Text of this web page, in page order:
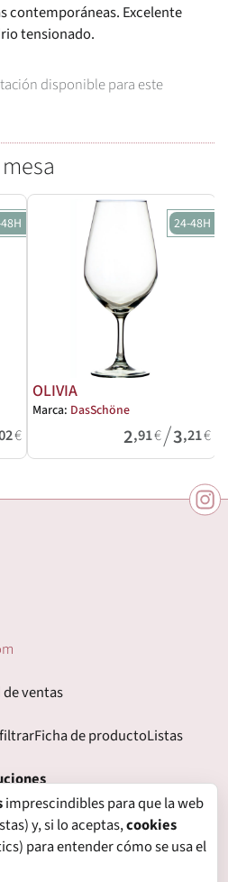
contemporáneas. Excelente
tensionado.
disponible para este
€
24-48H
OLIVIA
Marca: DasSchöne
2,91€/3,21€
de ventas
Ficha de productoListas
de pagoGastos de envío
Garantía
imprescindibles para que la web
y, si lo aceptas,cookies
para entender cómo se usa el